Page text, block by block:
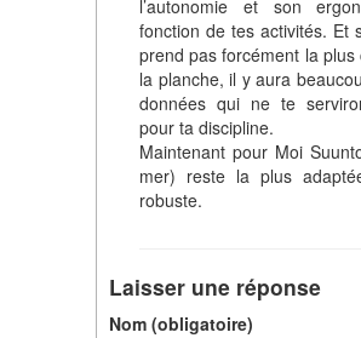
l’autonomie et son
fonction de tes activités. Et
prend pas forcément la plus
la planche, il y aura
données qui ne te
pour ta discipline.
Maintenant pour Moi
mer) reste la plus
robuste.
Laisser une réponse
Nom (obligatoire)